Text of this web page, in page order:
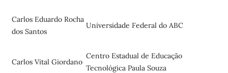
Carlos Eduardo Rocha
dos Santos
Universidade Federal do ABC
Carlos Vital Giordano
Centro Estadual de Educação
Tecnológica Paula Souza